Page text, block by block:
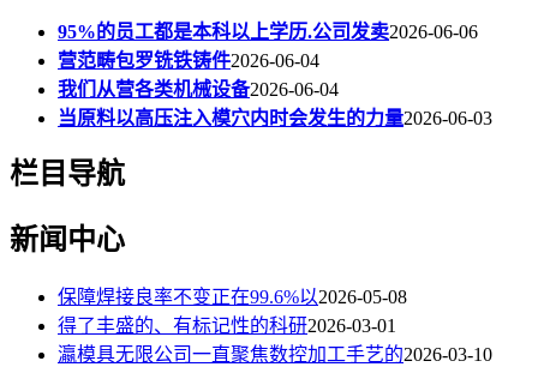
95%的员工都是本科以上学历.公司发卖2026-06-06
营范畴包罗铣铁铸件2026-06-04
我们从营各类机械设备2026-06-04
当原料以高压注入模穴内时会发生的力量2026-06-03
栏目导航
新闻中心
保障焊接良率不变正在99.6%以2026-05-08
得了丰盛的、有标记性的科研2026-03-01
瀛模具无限公司一直聚焦数控加工手艺的2026-03-10